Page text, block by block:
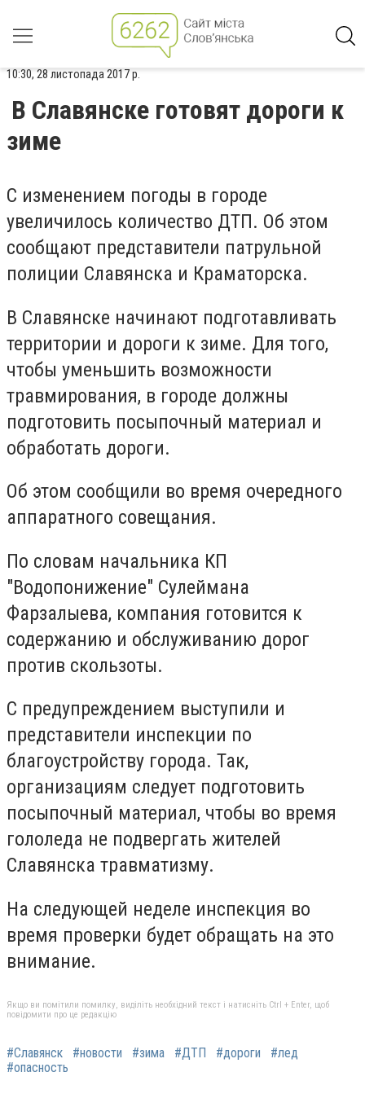
10:30, 28 листопада 2017 р.
В Славянске готовят дороги к
зиме
С изменением погоды в городе
увеличилось количество ДТП. Об этом
сообщают представители патрульной
полиции Славянска и Краматорска.
В Славянске начинают подготавливать
территории и дороги к зиме. Для того,
чтобы уменьшить возможности
травмирования, в городе должны
подготовить посыпочный материал и
обработать дороги.
Об этом сообщили во время очередного
аппаратного совещания.
По словам начальника КП
"Водопонижение" Сулеймана
Фарзалыева, компания готовится к
содержанию и обслуживанию дорог
против скользоты.
С предупреждением выступили и
представители инспекции по
благоустройству города. Так,
организациям следует подготовить
посыпочный материал, чтобы во время
гололеда не подвергать жителей
Славянска травматизму.
На следующей неделе инспекция во
время проверки будет обращать на это
внимание.
Якщо ви помітили помилку, виділіть необхідний текст і натисніть Ctrl + Enter, щоб
повідомити про це редакцію
#Славянск #новости #зима #ДТП #дороги
#лед
#опасность